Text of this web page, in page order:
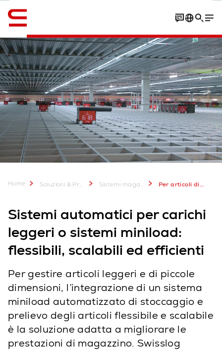
Photos
Contatto
Inglese / English
Home Soluzioni & Prodotti Sistemi magazzino ASRS Per articoli di piccole dimensioni
Sistemi automatici per carichi
leggeri o sistemi miniload:
flessibili, scalabili ed efficienti
Per gestire articoli leggeri e di piccole
dimensioni, l’integrazione di un sistema
miniload automatizzato di stoccaggio e
prelievo degli articoli flessibile e scalabile
è la soluzione adatta a migliorare le
prestazioni di magazzino. Swisslog